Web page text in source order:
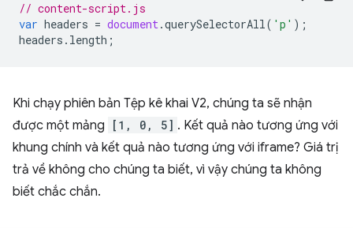
// content-script.js
var headers = document.querySelectorAll( 'p' );
headers . length ;
Khi chạy phiên bản Tệp kê khai V2, chúng ta sẽ nhận
được một mảng
[1, 0, 5] . Kết quả nào tương ứng với
khung chính và kết quả nào tương ứng với iframe? Giá trị
trả về không cho chúng ta biết, vì vậy chúng ta không
biết chắc chắn.